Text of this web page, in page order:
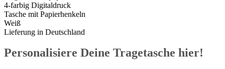
4-farbig Digitaldruck
Tasche mit Papierhenkeln
Weiß
Lieferung in Deutschland
Personalisiere Deine Tragetasche hier!